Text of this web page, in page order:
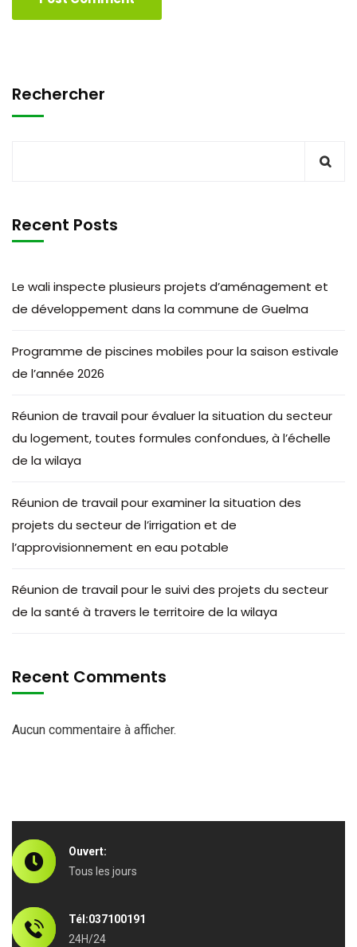
Rechercher
Recent Posts
Le wali inspecte plusieurs projets d’aménagement et
de développement dans la commune de Guelma
Programme de piscines mobiles pour la saison estivale
de l’année 2026
Réunion de travail pour évaluer la situation du secteur
du logement, toutes formules confondues, à l’échelle
de la wilaya
Réunion de travail pour examiner la situation des
projets du secteur de l’irrigation et de
l’approvisionnement en eau potable
Réunion de travail pour le suivi des projets du secteur
de la santé à travers le territoire de la wilaya
Recent Comments
Aucun commentaire à afficher.
Ouvert:
Tous les jours
Tél:037100191
24H/24